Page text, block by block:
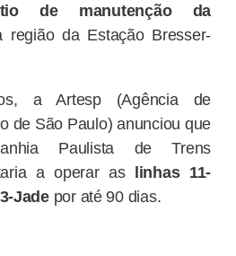
de manutenção da
região da Estação Bresser-
a Artesp (Agência de
de São Paulo) anunciou que
Paulista de Trens
a operar as linhas 11-
Jadepor até 90 dias.